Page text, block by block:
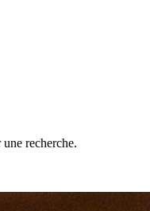
recherche.